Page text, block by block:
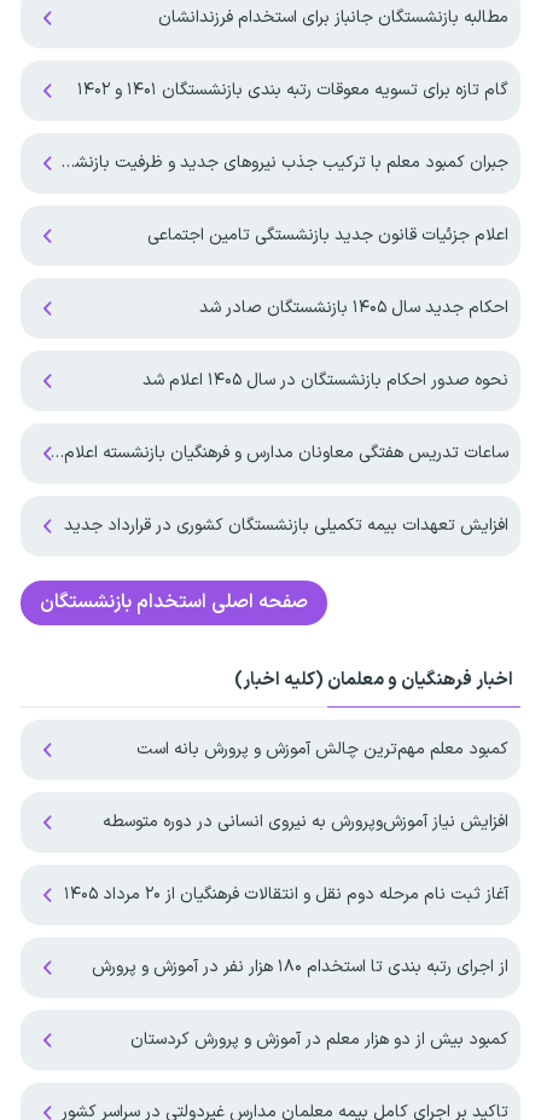
مطالبه بازنشستگان جانباز برای استخدام فرزندانشان
گام تازه برای تسویه معوقات رتبه بندی بازنشستگان ۱۴۰۱ و ۱۴۰۲
جبران کمبود معلم با ترکیب جذب نیروهای جدید و ظرفیت بازنشستگان
اعلام جزئیات قانون جدید بازنشستگی تامین اجتماعی
احکام جدید سال ۱۴۰۵ بازنشستگان صادر شد
نحوه صدور احکام بازنشستگان در سال ۱۴۰۵ اعلام شد
ساعات تدریس هفتگی معاونان مدارس و فرهنگیان بازنشسته اعلام شد
افزایش تعهدات بیمه‌ تکمیلی بازنشستگان کشوری در قرارداد جدید
صفحه اصلی استخدام بازنشستگان
اخبار فرهنگیان و معلمان (کلیه اخبار)
کمبود معلم مهم‌ترین چالش آموزش و پرورش بانه است
افزایش نیاز آموزش‌وپرورش به نیروی انسانی در دوره متوسطه
آغاز ثبت نام مرحله دوم نقل و انتقالات فرهنگیان از ۲۰ مرداد ۱۴۰۵
از اجرای رتبه بندی تا استخدام ۱۸۰ هزار نفر در آموزش و پرورش
کمبود بیش از دو هزار معلم در آموزش و پرورش کردستان
تاکید بر اجرای کامل بیمه معلمان مدارس غیردولتی در سراسر کشور